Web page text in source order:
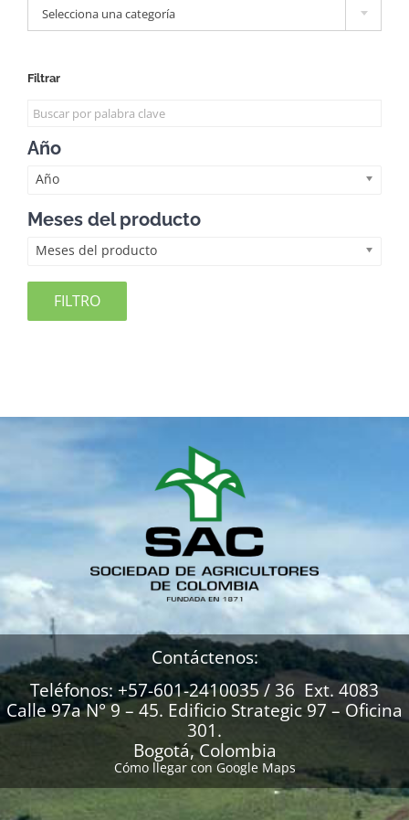
Selecciona una categoría
Filtrar
Año
Año
Meses del producto
Meses del producto
FILTRO
Contáctenos:
Teléfonos: +57-601-2410035 / 36 Ext. 4083
Calle 97a N° 9 – 45. Edificio Strategic 97 – Oficina
301.
Bogotá, Colombia
Cómo llegar con Google Maps